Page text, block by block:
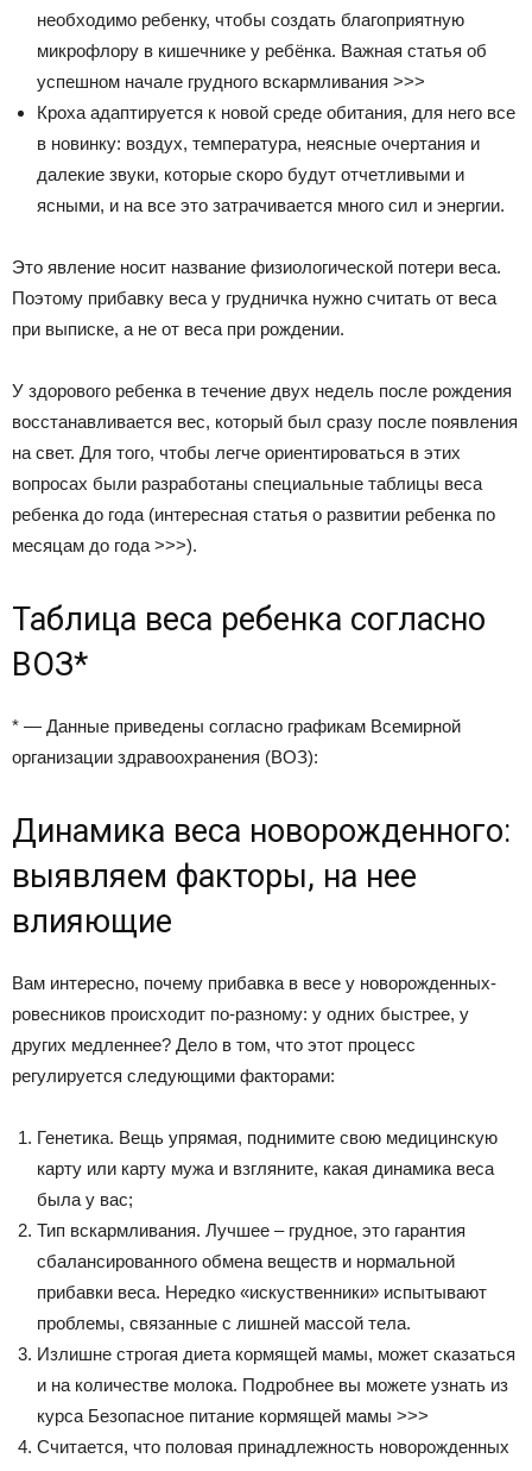
необходимо ребенку, чтобы создать благоприятную
микрофлору в кишечнике у ребёнка. Важная статья об
успешном начале грудного вскармливания >>>
Кроха адаптируется к новой среде обитания, для него все
в новинку: воздух, температура, неясные очертания и
далекие звуки, которые скоро будут отчетливыми и
ясными, и на все это затрачивается много сил и энергии.
Это явление носит название физиологической потери веса.
Поэтому прибавку веса у грудничка нужно считать от веса
при выписке, а не от веса при рождении.
У здорового ребенка в течение двух недель после рождения
восстанавливается вес, который был сразу после появления
на свет. Для того, чтобы легче ориентироваться в этих
вопросах были разработаны специальные таблицы веса
ребенка до года (интересная статья о развитии ребенка по
месяцам до года >>>).
Таблица веса ребенка согласно
ВОЗ*
* — Данные приведены согласно графикам Всемирной
организации здравоохранения (ВОЗ):
Динамика веса новорожденного:
выявляем факторы, на нее
влияющие
Вам интересно, почему прибавка в весе у новорожденных-
ровесников происходит по-разному: у одних быстрее, у
других медленнее? Дело в том, что этот процесс
регулируется следующими факторами:
Генетика. Вещь упрямая, поднимите свою медицинскую
карту или карту мужа и взгляните, какая динамика веса
была у вас;
Тип вскармливания. Лучшее – грудное, это гарантия
сбалансированного обмена веществ и нормальной
прибавки веса. Нередко «искуственники» испытывают
проблемы, связанные с лишней массой тела.
Излишне строгая диета кормящей мамы, может сказаться
и на количестве молока. Подробнее вы можете узнать из
курса Безопасное питание кормящей мамы >>>
Считается, что половая принадлежность новорожденных